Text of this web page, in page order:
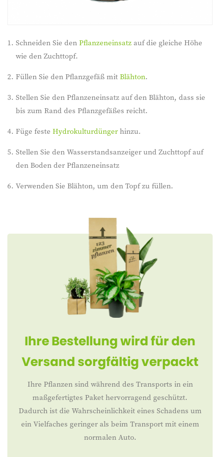
Schneiden Sie denPflanzeneinsatzauf die gleiche Höhe
wie den Zuchttopf.
Füllen Sie den Pflanzgefäß mitBlähton.
Stellen Sie den Pflanzeneinsatz auf den Blähton, dass sie
bis zum Rand des Pflanzgefäßes reicht.
Füge feste Hydrokulturdüngerhinzu.
Stellen Sie den Wasserstandsanzeiger und Zuchttopf auf
den Boden der Pflanzeneinsatz
Verwenden Sie Blähton, um den Topf zu füllen.
Ihre Bestellung wird für den
Versand sorgfältig verpackt
Ihre Pflanzen sind während des Transports in ein
maßgefertigtes Paket hervorragend geschützt.
Dadurch ist die Wahrscheinlichkeit eines Schadens um
ein Vielfaches geringer als beim Transport mit einem
normalen Auto.